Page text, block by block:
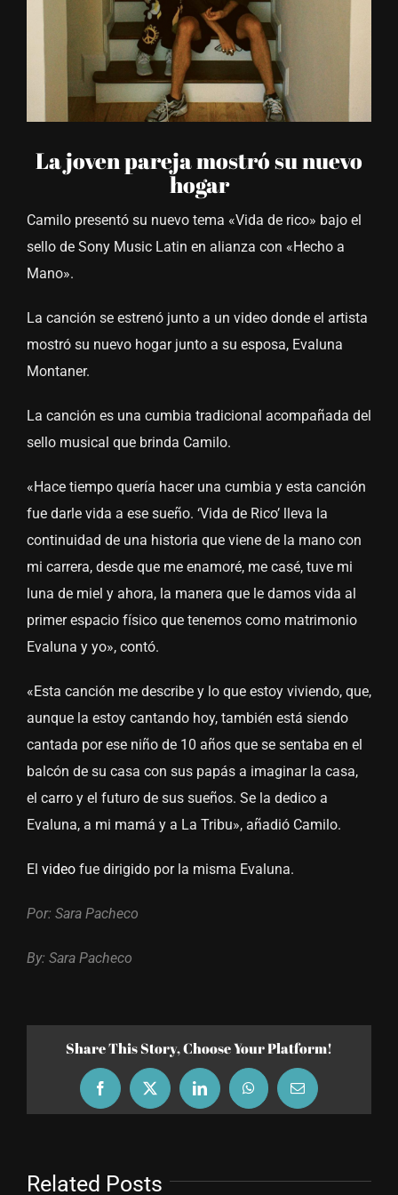
La joven pareja mostró su nuevo
hogar
Camilo presentó su nuevo tema «Vida de rico» bajo el
sello de Sony Music Latin en alianza con «Hecho a
Mano».
La canción se estrenó junto a un video donde el artista
mostró su nuevo hogar junto a su esposa, Evaluna
Montaner.
La canción es una cumbia tradicional acompañada del
sello musical que brinda Camilo.
«Hace tiempo quería hacer una cumbia y esta canción
fue darle vida a ese sueño. ‘Vida de Rico’ lleva la
continuidad de una historia que viene de la mano con
mi carrera, desde que me enamoré, me casé, tuve mi
luna de miel y ahora, la manera que le damos vida al
primer espacio físico que tenemos como matrimonio
Evaluna y yo», contó.
«Esta canción me describe y lo que estoy viviendo, que,
aunque la estoy cantando hoy, también está siendo
cantada por ese niño de 10 años que se sentaba en el
balcón de su casa con sus papás a imaginar la casa,
el carro y el futuro de sus sueños. Se la dedico a
Evaluna, a mi mamá y a La Tribu», añadió Camilo.
El video fue dirigido por la misma Evaluna.
Por: Sara Pacheco
By: Sara Pacheco
Share This Story, Choose Your Platform!
FacebookX LinkedInWhatsAppEmail
Related Posts